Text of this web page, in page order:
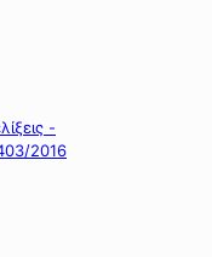
-
2016